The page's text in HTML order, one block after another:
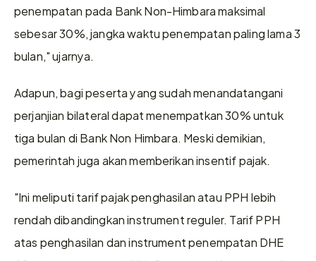
penempatan pada Bank Non-Himbara maksimal
sebesar 30%, jangka waktu penempatan paling lama 3
bulan," ujarnya.
Adapun, bagi peserta yang sudah menandatangani
perjanjian bilateral dapat menempatkan 30% untuk
tiga bulan di Bank Non Himbara. Meski demikian,
pemerintah juga akan memberikan insentif pajak.
"Ini meliputi tarif pajak penghasilan atau PPH lebih
rendah dibandingkan instrument reguler. Tarif PPH
atas penghasilan dan instrument penempatan DHE